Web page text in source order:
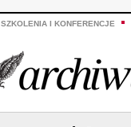
SZKOLENIA I KONFERENCJE